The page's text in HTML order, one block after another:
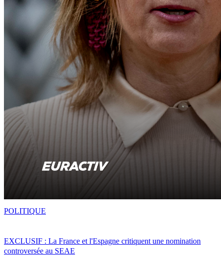
EXCLUSIF : La France et l'Espagne critiquent une nomination
controversée au SEAE
POLITIQUE